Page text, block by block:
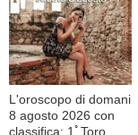
L'oroscopo di domani
8 agosto 2026 con
classifica: 1ﾟToro,